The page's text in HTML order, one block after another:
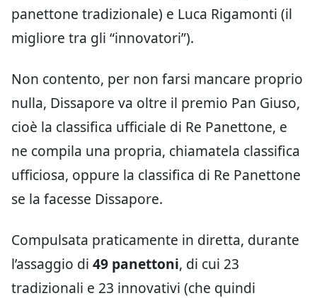
panettone tradizionale) e Luca Rigamonti (il
migliore tra gli “innovatori”).
Non contento, per non farsi mancare proprio
nulla, Dissapore va oltre il premio Pan Giuso,
cioè la classifica ufficiale di Re Panettone, e
ne compila una propria, chiamatela classifica
ufficiosa, oppure la classifica di Re Panettone
se la facesse Dissapore.
Compulsata praticamente in diretta, durante
l’assaggio di 49 panettoni, di cui 23
tradizionali e 23 innovativi (che quindi